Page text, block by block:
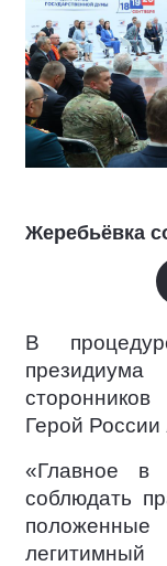
Жеребьёвка
В
Герой России
«Главное в
соблюдать
положенные